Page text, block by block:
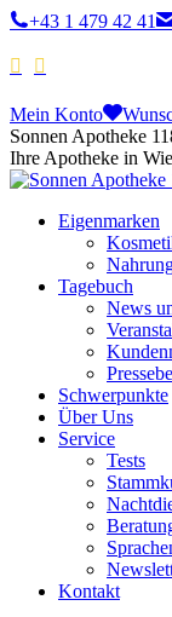
+43 1 479 42 41
Mein Konto
Sonnen Apotheke
Ihre Apotheke in
Eigenmarken
Tagebuch
News
Schwerpunkte
Über Uns
Service
Tests
Kontakt